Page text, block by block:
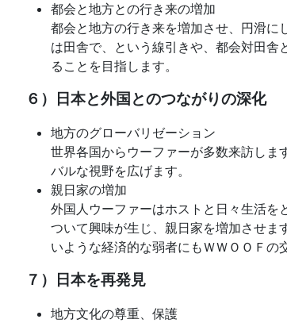
都会と地方との行き来の増加
都会と地方の行き来を増加させ、円滑に
は田舎で、という線引きや、都会対田舎
ることを目指します。
６）日本と外国とのつながりの深化
地方のグローバリゼーション
世界各国からウーファーが多数来訪しま
バルな視野を広げます。
親日家の増加
外国人ウーファーはホストと日々生活を
ついて興味が生じ、親日家を増加させま
いような経済的な弱者にもＷＷＯＯＦの
７）日本を再発見
地方文化の尊重、保護